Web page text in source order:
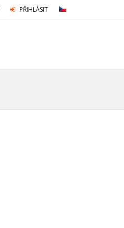
PŘIHLÁSIT